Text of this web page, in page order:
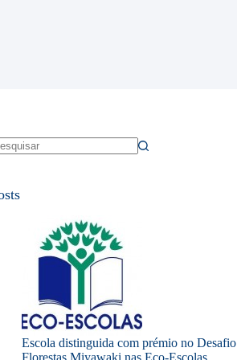
Escola distinguida com prémio no Desafio